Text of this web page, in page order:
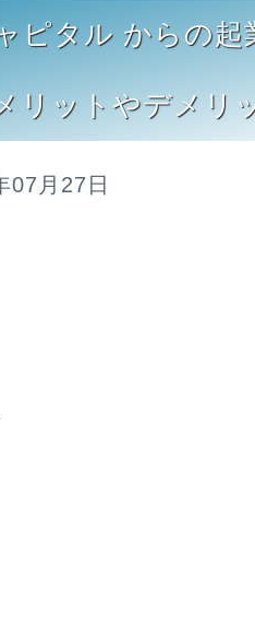
ピタル からの起
リットやデメリ
07月27日